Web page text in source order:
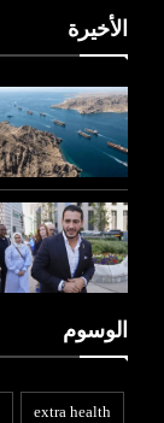
الأخيرة
الوسوم
extra health